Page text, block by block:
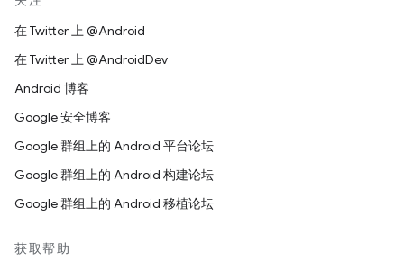
在 Twitter 上 @Android
在 Twitter 上 @AndroidDev
Android 博客
Google 安全博客
Google 群组上的 Android 平台论坛
Google 群组上的 Android 构建论坛
Google 群组上的 Android 移植论坛
获取帮助